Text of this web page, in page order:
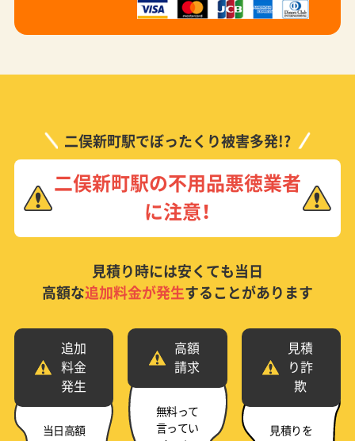
二俣新町駅でぼったくり被害多発!?
二俣新町駅の不用品悪徳業者
に注意！
見積り時には安くても当日
高額な追加料金が発生することがあります
追加
料金
発生
当日高額
高額
請求
無料って
言ってい
見積
り詐
欺
見積りを